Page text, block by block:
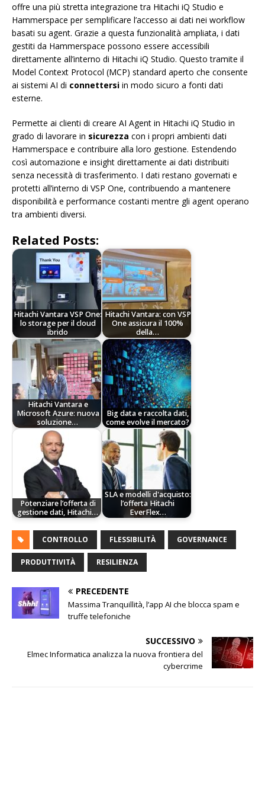
offre una più stretta integrazione tra Hitachi iQ Studio e
Hammerspace per semplificare l’accesso ai dati nei workflow
basati su agent. Grazie a questa funzionalità ampliata, i dati
gestiti da Hammerspace possono essere accessibili
direttamente all’interno di Hitachi iQ Studio. Questo tramite il
Model Context Protocol (MCP) standard aperto che consente
ai sistemi AI di connettersi in modo sicuro a fonti dati
esterne.
Permette ai clienti di creare AI Agent in Hitachi iQ Studio in
grado di lavorare in sicurezza con i propri ambienti dati
Hammerspace e contribuire alla loro gestione. Estendendo
così automazione e insight direttamente ai dati distribuiti
senza necessità di trasferimento. I dati restano governati e
protetti all’interno di VSP One, contribuendo a mantenere
disponibilità e performance costanti mentre gli agent operano
tra ambienti diversi.
Related Posts:
Hitachi Vantara VSP One:
lo storage per il cloud
ibrido
Hitachi Vantara: con VSP
One assicura il 100%
della…
Hitachi Vantara e
Microsoft Azure: nuova
soluzione…
Big data e raccolta dati,
come evolve il mercato?
Potenziare l’offerta di
gestione dati, Hitachi…
SLA e modelli d'acquisto:
l’offerta Hitachi
EverFlex…
CONTROLLO FLESSIBILITÀ GOVERNANCE
PRODUTTIVITÀ RESILIENZA
PRECEDENTE
Massima Tranquillità, l’app AI che blocca spam e
truffe telefoniche
SUCCESSIVO
Elmec Informatica analizza la nuova frontiera del
cybercrime